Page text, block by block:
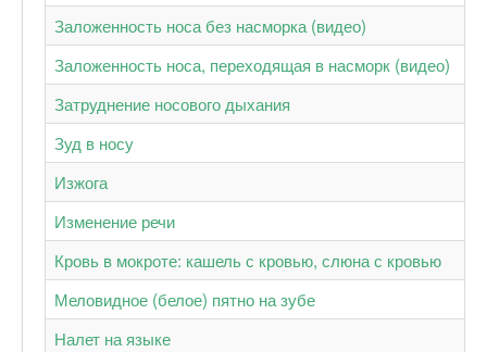
Заложенность носа без насморка (видео)
Заложенность носа, переходящая в насморк (видео)
Затруднение носового дыхания
Зуд в носу
Изжога
Изменение речи
Кровь в мокроте: кашель с кровью, слюна с кровью
Меловидное (белое) пятно на зубе
Налет на языке